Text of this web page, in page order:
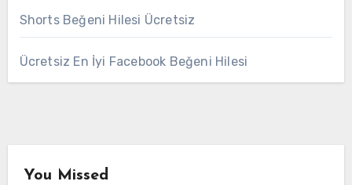
Shorts Beğeni Hilesi Ücretsiz
Ücretsiz En İyi Facebook Beğeni Hilesi
You Missed